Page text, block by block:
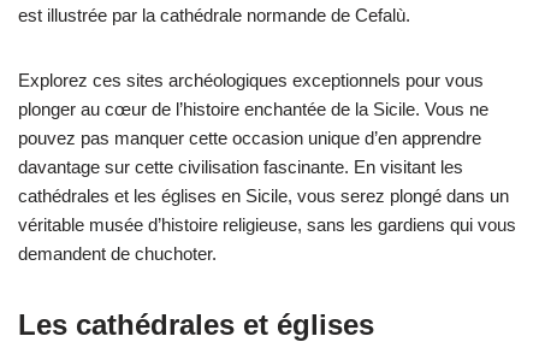
est illustrée par la cathédrale normande de Cefalù.
Explorez ces sites archéologiques exceptionnels pour vous
plonger au cœur de l’histoire enchantée de la Sicile. Vous ne
pouvez pas manquer cette occasion unique d’en apprendre
davantage sur cette civilisation fascinante. En visitant les
cathédrales et les églises en Sicile, vous serez plongé dans un
véritable musée d’histoire religieuse, sans les gardiens qui vous
demandent de chuchoter.
Les cathédrales et églises